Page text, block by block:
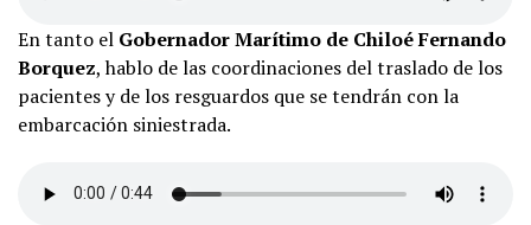
En tanto el Gobernador Marítimo de Chiloé Fernando
Borquez, hablo de las coordinaciones del traslado de los
pacientes y de los resguardos que se tendrán con la
embarcación siniestrada.